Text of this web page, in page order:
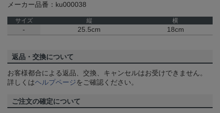
メーカー品番：ku000038
サイズ 縦 横
- 25.5cm 18cm
返品・交換について
お客様都合による返品、交換、キャンセルはお受けできません。
詳しくはヘルプページをご確認ください。
ご注文の確定について